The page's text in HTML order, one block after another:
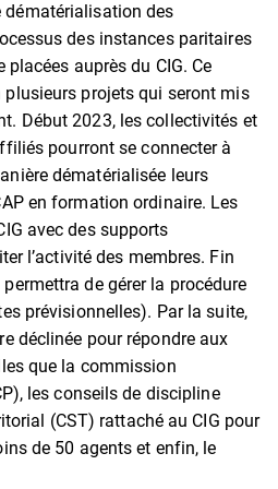
dématérialisation des
des instances paritaires
auprès du CIG. Ce
plusieurs projets qui seront mis
Début 2023, les collectivités et
pourront se connecter à
dématérialisée leurs
en formation ordinaire. Les
avec des supports
l’activité des membres. Fin
de gérer la procédure
prévisionnelles). Par la suite,
déclinée pour répondre aux
que la commission
les conseils de discipline
(CST) rattaché au CIG pour
de 50 agents et enfin, le